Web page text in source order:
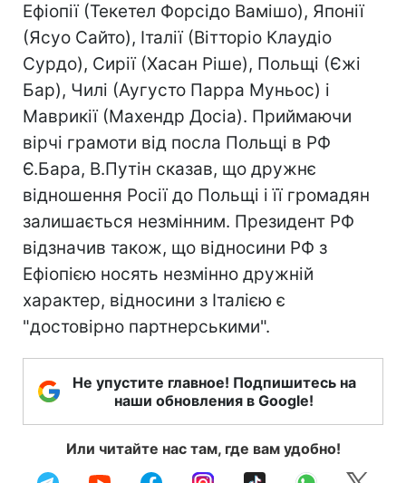
Ефіопії (Текетел Форсідо Вамішо), Японії
(Ясуо Сайто), Італії (Вітторіо Клаудіо
Сурдо), Сирії (Хасан Ріше), Польщі (Єжі
Бар), Чилі (Аугусто Парра Муньос) і
Маврикії (Махендр Досіа). Приймаючи
вірчі грамоти від посла Польщі в РФ
Є.Бара, В.Путін сказав, що дружнє
відношення Росії до Польщі і її громадян
залишається незмінним. Президент РФ
відзначив також, що відносини РФ з
Ефіопією носять незмінно дружній
характер, відносини з Італією є
"достовірно партнерськими".
Не упустите главное! Подпишитесь на
наши обновления в Google!
Или читайте нас там, где вам удобно!